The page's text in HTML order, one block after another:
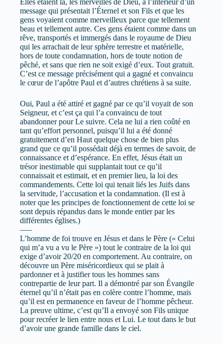
message qui présentait l’Éternel et son Fils et que les
gens voyaient comme merveilleux parce que tellement
beau et tellement autre. Ces gens étaient comme dans un
rêve, transportés et immergés dans le royaume de Dieu
qui les arrachait de leur sphère terrestre et matérielle,
hors de toute condamnation, hors de toute notion de
pêché, et sans que rien ne soit exigé d’eux. Tout gratuit.
C’est ce message précisément qui a gagné et convaincu
le cœur de l’apôtre Paul et d’autres chrétiens à sa suite.
Oui, Paul a été attiré et gagné par ce qu’il voyait de son
Seigneur, et c’est ça qui l’a convaincu de tout
abandonner pour Le suivre. Cela ne lui a rien coûté en
tant qu’effort personnel, puisqu’il lui a été donné
gratuitement d’en Haut quelque chose de bien plus
grand que ce qu’il possédait déjà en termes de savoir, de
connaissance et d’espérance. En effet, Jésus était un
trésor inestimable qui supplantait tout ce qu’il
connaissait et estimait, et en premier lieu, la loi des
commandements. Cette loi qui tenait liés les Juifs dans
la servitude, l’accusation et la condamnation. (Il est à
noter que les principes de fonctionnement de cette loi se
sont depuis répandus dans le monde entier par les
différentes églises.)
—–
L’homme de foi trouve en Jésus et dans le Père (« Celui
qui m’a vu a vu le Père ») tout le contraire de la loi qui
exige d’avoir 20/20 en comportement. Au contraire, on
découvre un Père miséricordieux qui se plait à
pardonner et à justifier tous les hommes sans
contrepartie de leur part. Il a démontré par son Évangile
éternel qu’il n’était pas en colère contre l’homme, mais
qu’il est en permanence en faveur de l’homme pêcheur.
La preuve ultime, c’est qu’Il a envoyé son Fils unique
pour recréer le lien entre nous et Lui. Le tout dans le but
d’avoir une grande famille dans le ciel.